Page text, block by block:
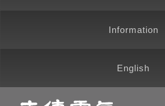
Information
English